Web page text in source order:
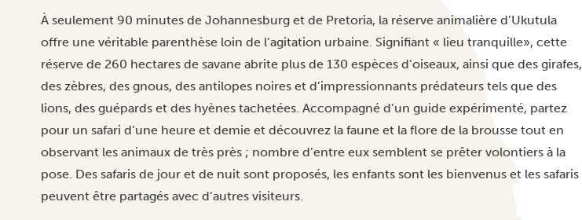
À seulement 90 minutes de Johannesburg et de Pretoria, la réserve animalière d’Ukutula
offre une véritable parenthèse loin de l’agitation urbaine. Signifiant « lieu tranquille», cette
réserve de 260 hectares de savane abrite plus de 130 espèces d’oiseaux, ainsi que des girafes,
des zèbres, des gnous, des antilopes noires et d’impressionnants prédateurs tels que des
lions, des guépards et des hyènes tachetées. Accompagné d’un guide expérimenté, partez
pour un safari d’une heure et demie et découvrez la faune et la flore de la brousse tout en
observant les animaux de très près ; nombre d’entre eux semblent se prêter volontiers à la
pose. Des safaris de jour et de nuit sont proposés, les enfants sont les bienvenus et les safaris
peuvent être partagés avec d’autres visiteurs.